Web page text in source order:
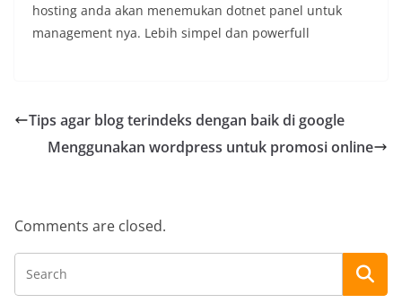
hosting anda akan menemukan dotnet panel untuk
management nya. Lebih simpel dan powerfull
Tips agar blog terindeks dengan baik di google
Menggunakan wordpress untuk promosi online
Comments are closed.